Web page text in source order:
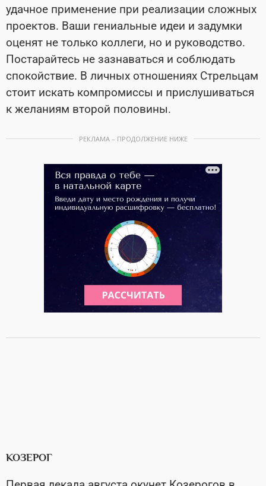
удачное применение при реализации сложных
проектов. Ваши гениальные идеи и задумки
оценят не только коллеги, но и руководство.
Постарайтесь не зазнаваться и соблюдать
спокойствие. В личных отношениях Стрельцам
стоит искать компромиссы и прислушиваться
к желаниям второй половины.
РЕКЛАМА – ПРОДОЛЖЕНИЕ НИЖЕ
КОЗЕРОГ